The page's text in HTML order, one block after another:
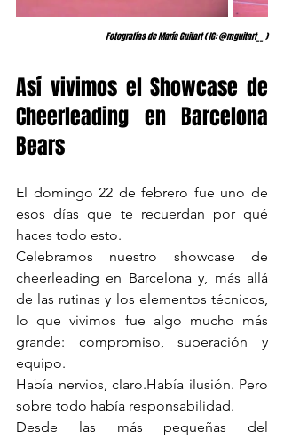
Fotografías de María Guitart ( IG: @mguitart__ )
Así vivimos el Showcase de
Cheerleading en Barcelona
Bears
El domingo 22 de febrero fue uno de
esos días que te recuerdan por qué
haces todo esto.
Celebramos nuestro showcase de
cheerleading en Barcelona y, más allá
de las rutinas y los elementos técnicos,
lo que vivimos fue algo mucho más
grande: compromiso, superación y
equipo.
Había nervios, claro.Había ilusión. Pero
sobre todo había responsabilidad.
Desde las más pequeñas del